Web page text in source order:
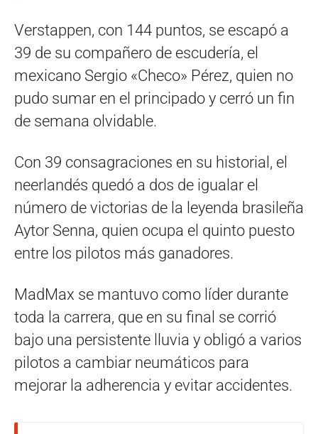
Verstappen, con 144 puntos, se escapó a
39 de su compañero de escudería, el
mexicano Sergio «Checo» Pérez, quien no
pudo sumar en el principado y cerró un fin
de semana olvidable.
Con 39 consagraciones en su historial, el
neerlandés quedó a dos de igualar el
número de victorias de la leyenda brasileña
Aytor Senna, quien ocupa el quinto puesto
entre los pilotos más ganadores.
MadMax se mantuvo como líder durante
toda la carrera, que en su final se corrió
bajo una persistente lluvia y obligó a varios
pilotos a cambiar neumáticos para
mejorar la adherencia y evitar accidentes.